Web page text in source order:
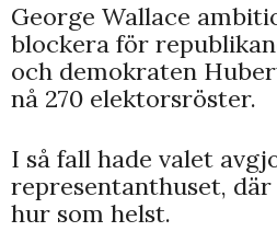
George Wallace
blockera för
och demokraten
nå 270 elektorsröster.
I så fall hade valet
representanthuset,
hur som helst.